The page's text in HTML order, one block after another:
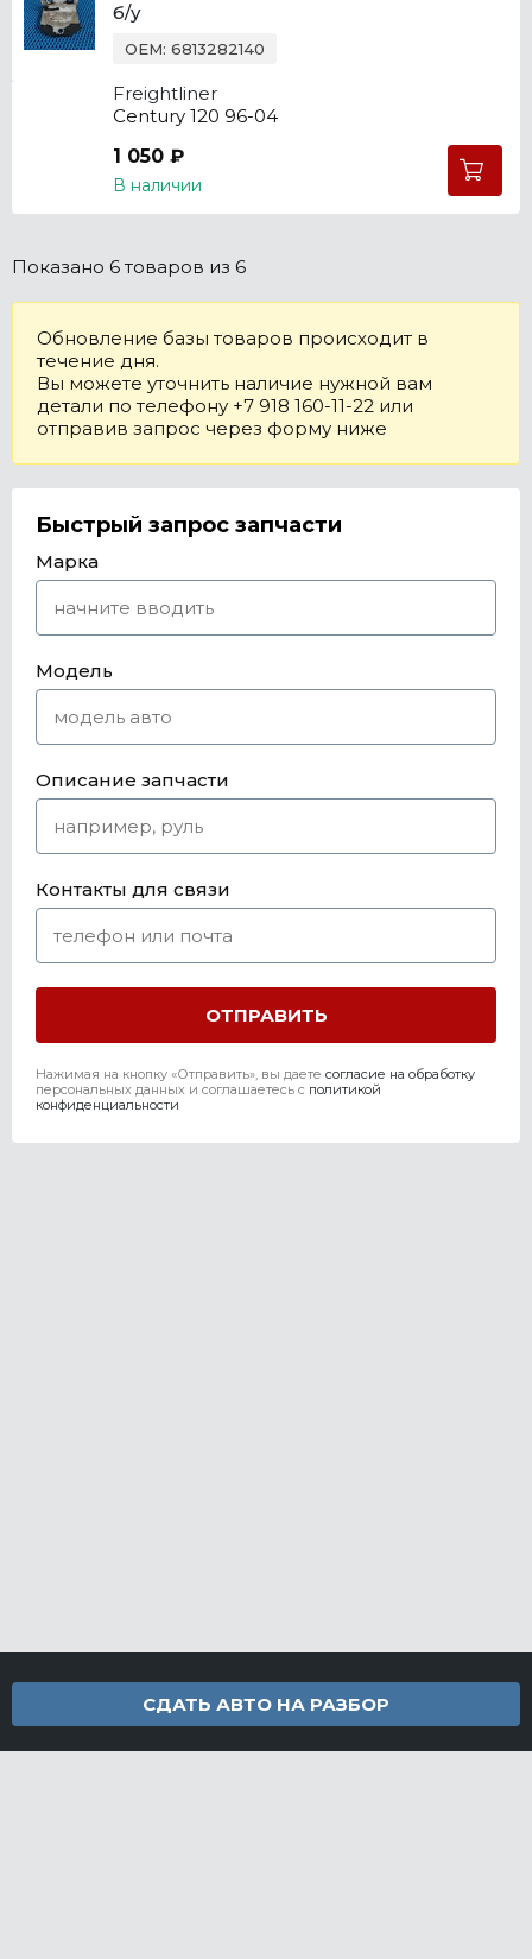
б/у
OEM: 6813282140
Freightliner
Century 120 96-04
1 050 ₽
В наличии
Показано 6 товаров из 6
Обновление базы товаров происходит в
течение дня.
Вы можете уточнить наличие нужной вам
детали по телефону +7 918 160-11-22 или
отправив запрос через форму ниже
Быстрый запрос запчасти
Марка
Модель
Описание запчасти
Контакты для связи
Нажимая на кнопку «Отправить», вы даете согласие на обработку
персональных данных и соглашаетесь c политикой
конфиденциальности
СДАТЬ АВТО НА РАЗБОР